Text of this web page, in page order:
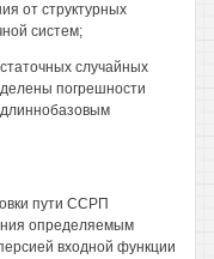
от структурных
систем;
случайных
погрешности
пути ССРП
определяемым
входной функции